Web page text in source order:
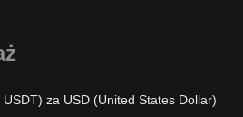
za USD (United States Dollar)